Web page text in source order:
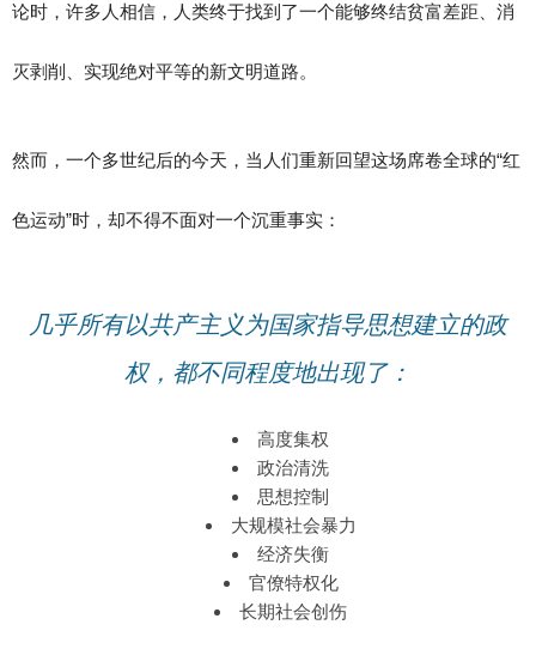
论时，许多人相信，人类终于找到了一个能够终结贫富差距、消
灭剥削、实现绝对平等的新文明道路。
然而，一个多世纪后的今天，当人们重新回望这场席卷全球的“红
色运动”时，却不得不面对一个沉重事实：
几乎所有以共产主义为国家指导思想建立的政
权，都不同程度地出现了：
高度集权
政治清洗
思想控制
大规模社会暴力
经济失衡
官僚特权化
长期社会创伤